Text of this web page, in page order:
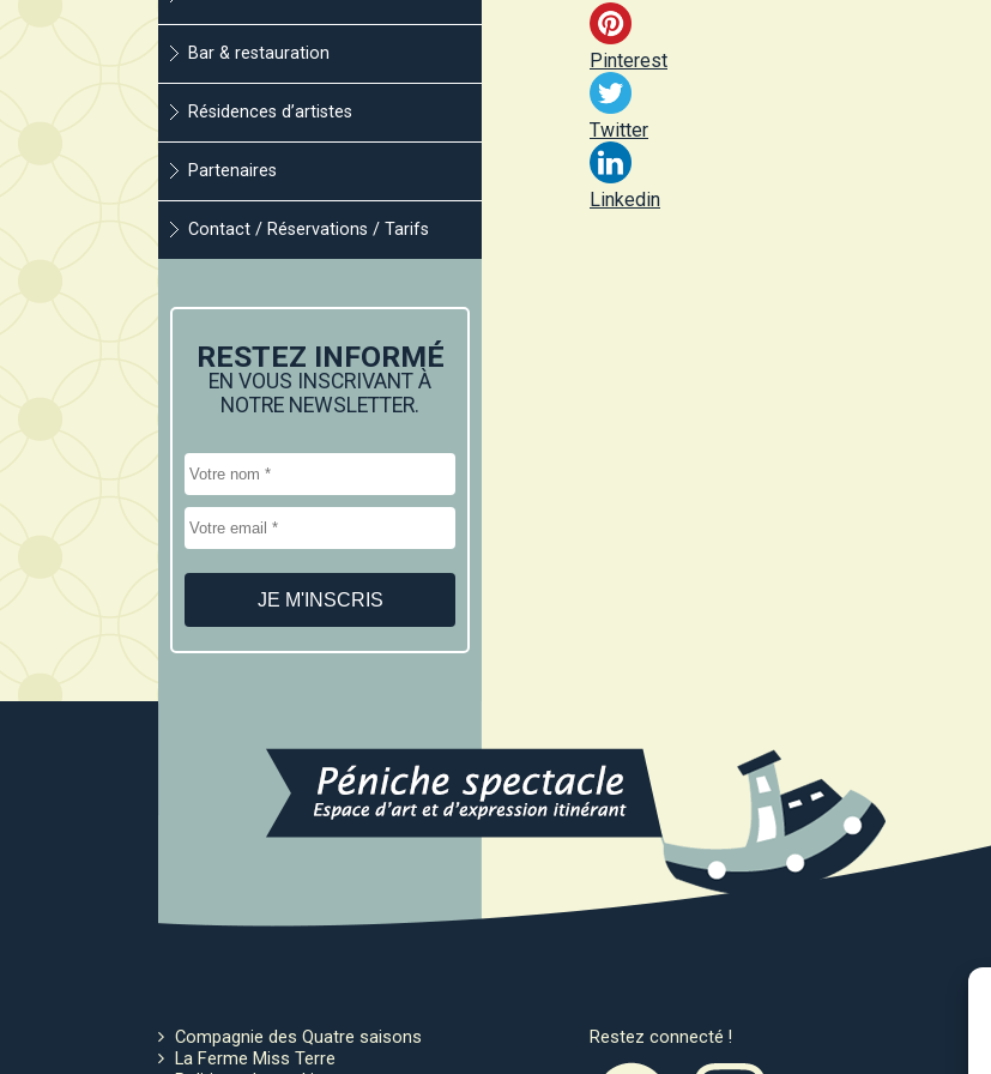
Bar & restauration
Résidences d’artistes
Partenaires
Contact / Réservations / Tarifs
RESTEZ INFORMÉ
EN VOUS INSCRIVANT À
NOTRE NEWSLETTER.
Pinterest
Twitter
Linkedin
Compagnie des Quatre saisons
La Ferme Miss Terre
Restez connecté !